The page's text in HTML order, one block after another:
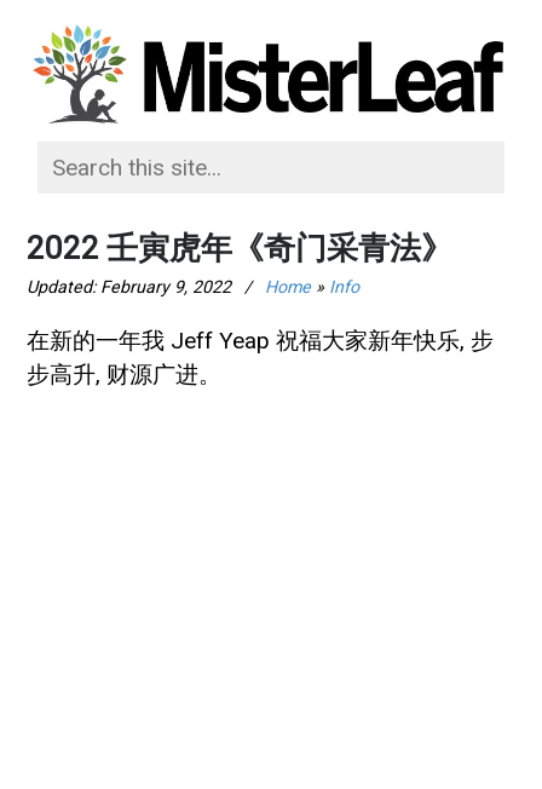
2022 壬寅虎年《奇门采青法》
Updated: February 9, 2022 / Home» Info
在新的一年我 Jeff Yeap 祝福大家新年快乐, 步
步高升, 财源广进。